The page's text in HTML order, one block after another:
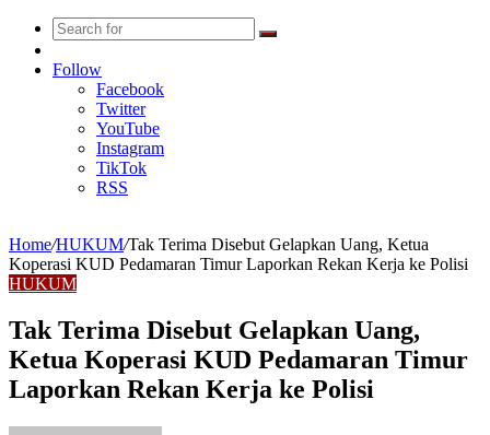
Search
Article
Follow
Facebook
Twitter
YouTube
Instagram
TikTok
RSS
Home/HUKUM/Tak Terima Disebut Gelapkan Uang, Ketua
Koperasi KUD Pedamaran Timur Laporkan Rekan Kerja ke Polisi
HUKUM
Tak Terima Disebut Gelapkan Uang,
Ketua Koperasi KUD Pedamaran Timur
Laporkan Rekan Kerja ke Polisi